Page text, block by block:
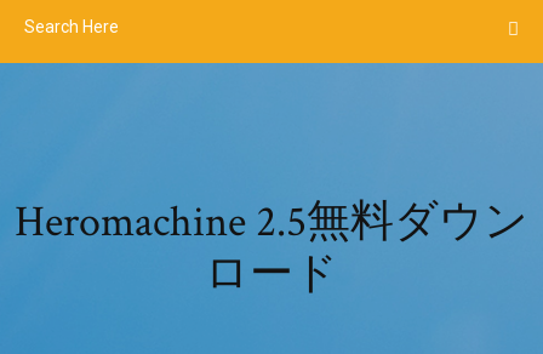
Heromachine 2.5無料ダウン
ロード